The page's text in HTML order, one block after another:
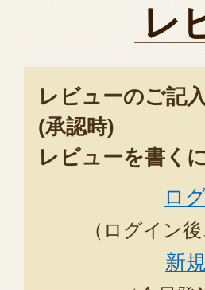
レ
レビューのご記入
(承認時)
レビューを書く
ロ
（ログイン
新